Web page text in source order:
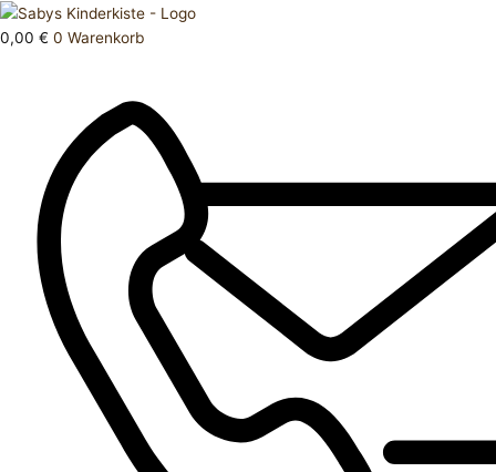
Zum
Inhalt
0,00 € 0 Warenkorb
Products
search
Overall
9